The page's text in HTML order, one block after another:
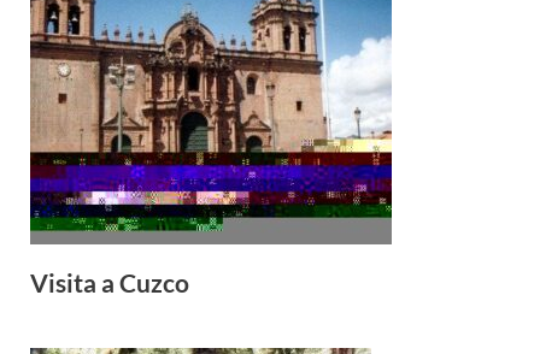
Visita a Cuzco